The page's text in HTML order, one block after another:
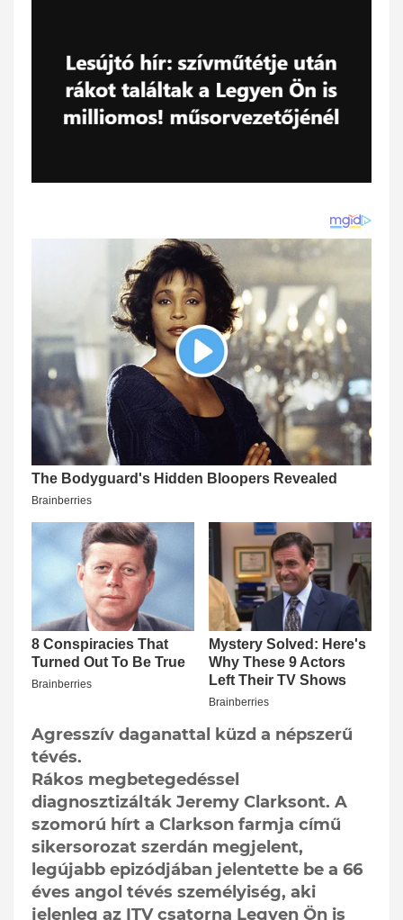
Agresszív daganattal küzd a népszerű
tévés.
Rákos megbetegedéssel
diagnosztizálták Jeremy Clarksont. A
szomorú hírt a Clarkson farmja című
sikersorozat szerdán megjelent,
legújabb epizódjában jelentette be a 66
éves angol tévés személyiség, aki
jelenleg az ITV csatorna Legyen Ön is